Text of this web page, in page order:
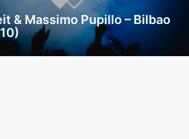
& Massimo Pupillo – Bilbao